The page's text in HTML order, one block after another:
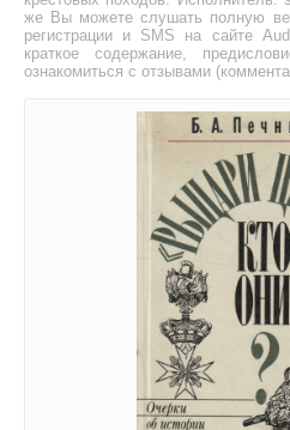
же Вы можете слушать полную
регистрации и SMS на сайте
краткое содержание,
ознакомиться с отзывами